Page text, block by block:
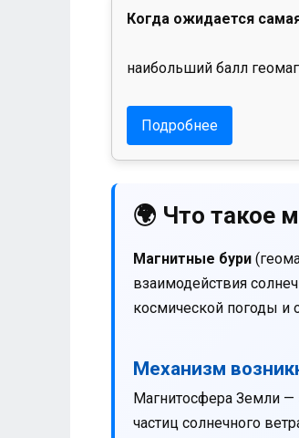
Когда ожидается
наибольший балл
Подробнее
🌍 Что такое
Магнитные бури
взаимодействия
космической погоды и
Механизм
Магнитосфера Земли —
частиц солнечного